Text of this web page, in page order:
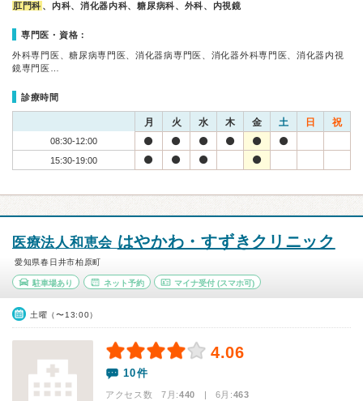
肛門科 、内科、消化器内科、糖尿病科、外科、内視鏡
専門医・資格：
外科専門医、糖尿病専門医、消化器病専門医、消化器外科専門医、消化器内視
鏡専門医…
診療時間
月 火 水 木 金 土 日 祝
08:30-12:00
15:30-19:00
医療法人和恵会 はやかわ・すずきクリニック
愛知県春日井市柏原町
駐車場あり ネット予約 マイナ受付 (スマホ可)
土曜（〜13:00）
4.06
10件
アクセス数 7月:440 | 6月:463